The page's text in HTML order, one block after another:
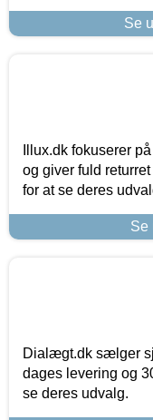
Se
Illux.dk fokuserer
og giver fuld
for at se deres
Se
Dialægt.dk sælger
dages levering og
se deres udvalg.